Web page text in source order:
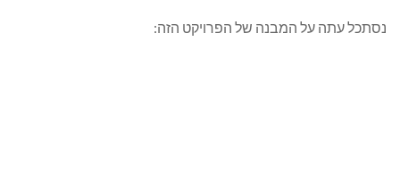
נסתכל עתה על המבנה של הפרויקט הזה: